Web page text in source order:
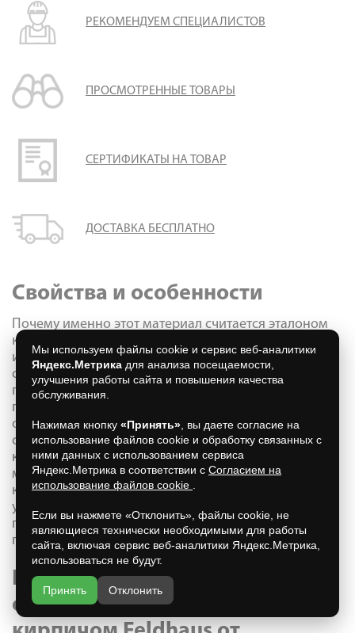
РЕКОМЕНДУЕМ СПЕЦИАЛИСТОВ
ПРОСМОТРЕННЫЕ ТОВАРЫ
СЕРТИФИКАТЫ НА ТОВАР
ДОСТАВКА БЕСПЛАТНО
Свойства и особенности
Почему именно этот материал считается эталоном
качества и прочности? Это можно объяснить
исключительными гарантиями, предоставляемые
самим производителем более, чем с
полуторавековым опытом работы. В основе
производства лежит высокоточная технология
формовки, ступенчатый обжиг (более 1250 С),
совмещение тугоплавких и легкоплавких
компонентов в одну пастообразную однородную
массу. В результате получается исключительного
качества материал с природной прочностью и
устойчивостью к разрушительным факторам (влага,
прямые солнечные лучи, низкая температура,
перепады температур).
Преимущества при
оформлении облицовочным
Мы используем файлы cookie и сервис веб-аналитики
Яндекс.Метрика для анализа посещаемости,
улучшения работы сайта и повышения качества
обслуживания.
Нажимая кнопку «Принять» , вы даете согласие на
использование файлов cookie и обработку связанных с
ними данных с использованием сервиса
Яндекс.Метрика в соответствии с Согласием на
использование файлов cookie
Если вы нажмете «Отклонить», файлы cookie, не
являющиеся технически необходимыми для работы
сайта, включая сервис веб-аналитики Яндекс.Метрика,
использоваться не будут.
Принять Отклонить